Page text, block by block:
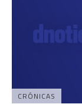
CRÓNICAS